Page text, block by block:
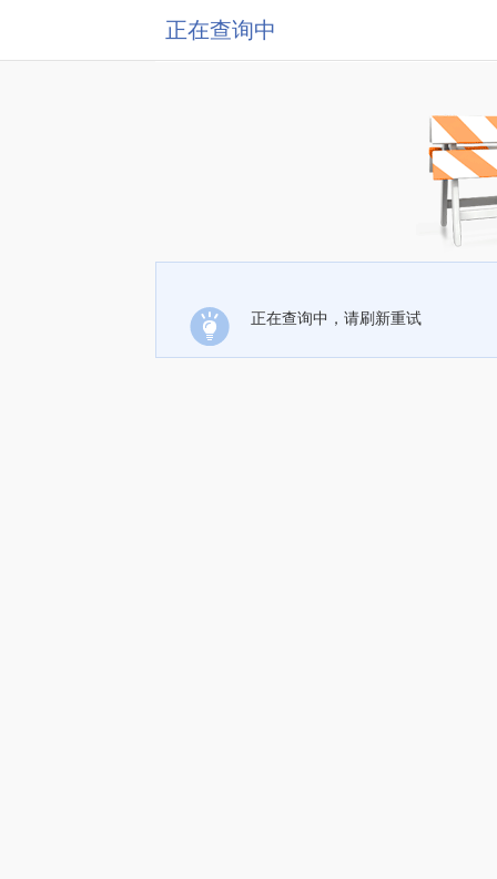
正在查询中
正在查询中，请刷新重试